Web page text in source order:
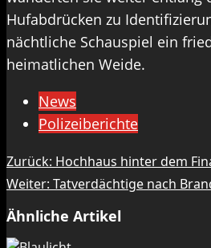
Hufabdrücken zu
nächtliche Schauspiel ein
heimatlichen Weide.
News
Polizeiberichte
Beitragsnavigation
Zurück: Hochhaus hinter dem
Weiter: Tatverdächtige nach
Ähnliche Artikel